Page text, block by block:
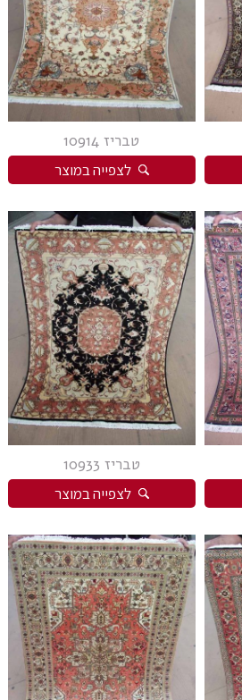
טבריז 10914
לצפייה במוצר
טבריז 10933
לצפייה במוצר